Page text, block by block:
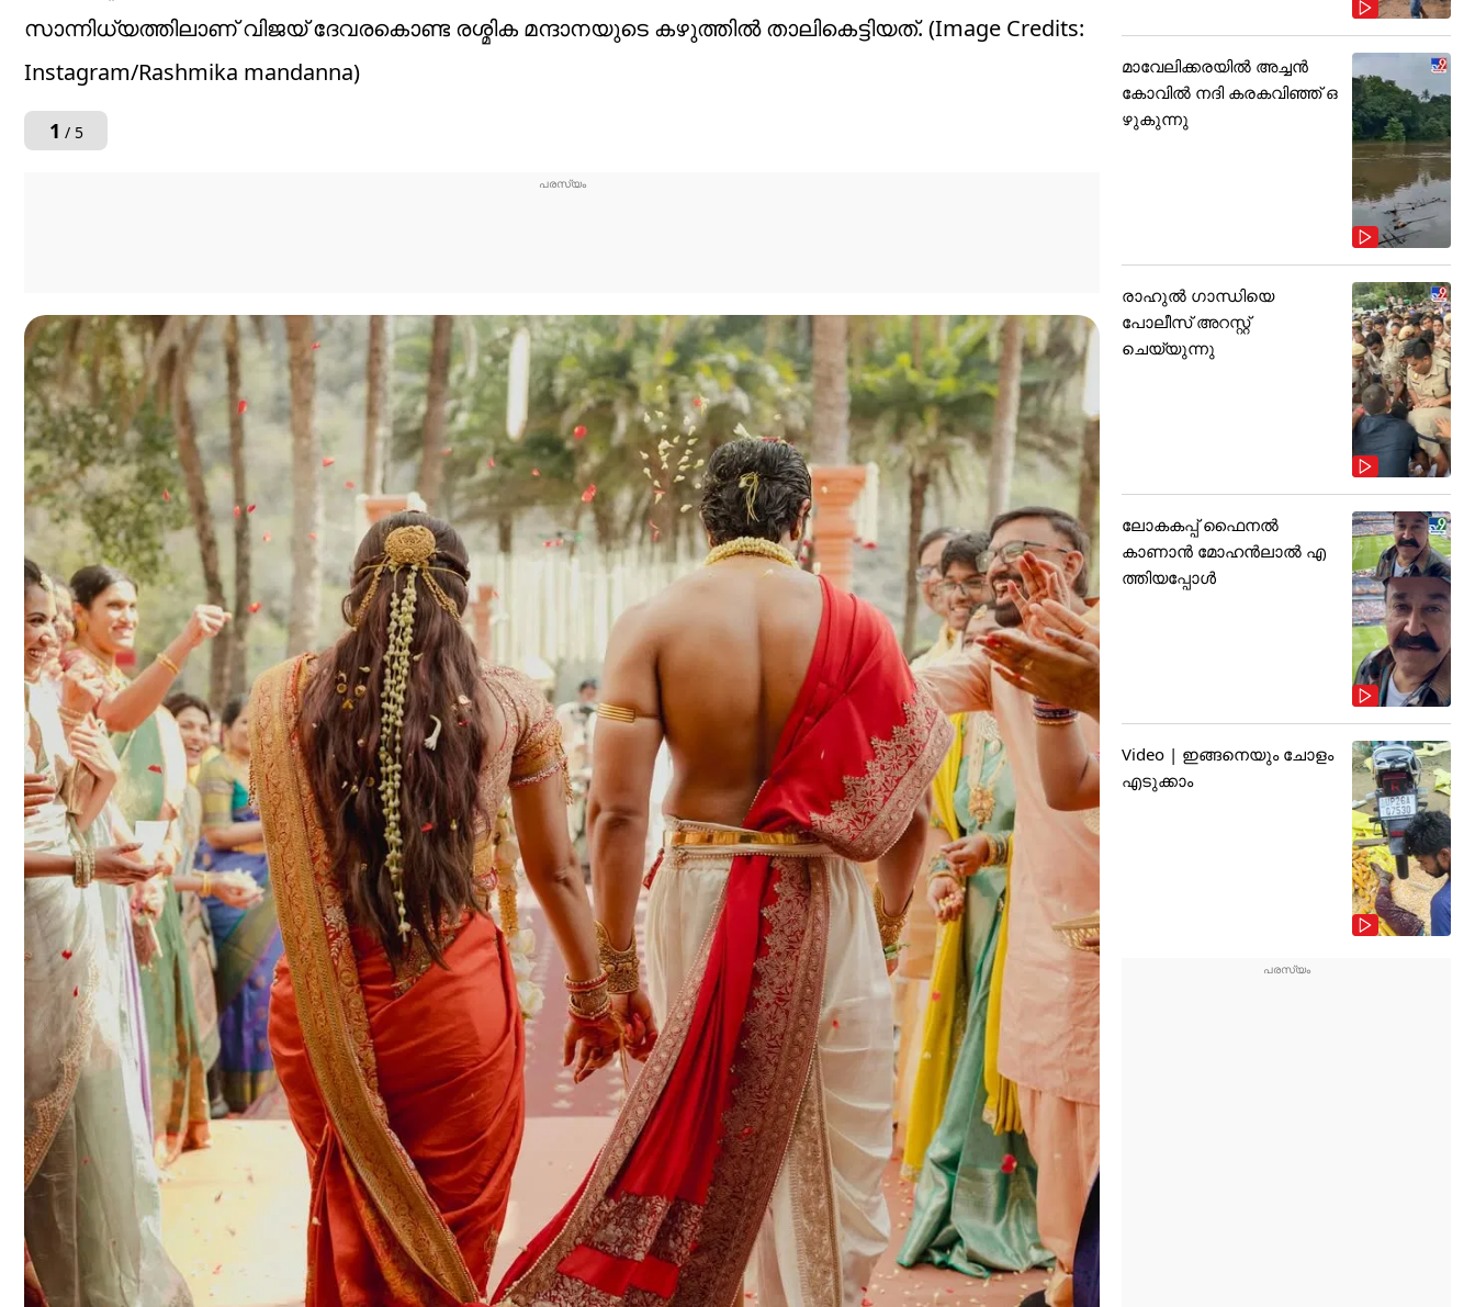
സാന്നിധ്യത്തിലാണ് വിജയ് ദേവരകൊണ്ട രശ്മിക മന്ദാനയുടെ കഴുത്തിൽ താലികെട്ടിയത്. (​Image Credits:
Instagram/Rashmika mandanna)
1 / 5
മാവേലിക്കരയിൽ അച്ചൻ
കോവിൽ നദി കരകവിഞ്ഞ് ഒ
ഴുകുന്നു
രാഹുൽ ഗാന്ധിയെ
പോലീസ് അറസ്റ്റ്
ചെയ്യുന്നു
ലോകകപ്പ് ഫൈനൽ
കാണാൻ മോഹൻലാൽ എ
ത്തിയപ്പോൾ
Video | ഇങ്ങനെയും ചോളം
എടുക്കാം